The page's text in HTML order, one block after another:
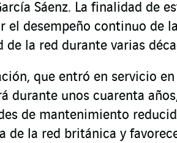
Sáenz. La finalidad de
el desempeño continuo de
de la red durante varias
que entró en servicio
durante unos cuarenta
de mantenimiento
de la red británica y